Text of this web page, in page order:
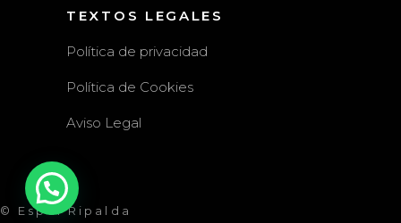
TEXTOS LEGALES
Política de privacidad
Política de Cookies
Aviso Legal
© Espai Ripalda